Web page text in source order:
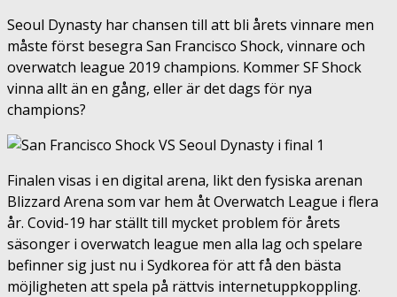
Seoul Dynasty har chansen till att bli årets vinnare men
måste först besegra San Francisco Shock, vinnare och
overwatch league 2019 champions. Kommer SF Shock
vinna allt än en gång, eller är det dags för nya
champions?
Finalen visas i en digital arena, likt den fysiska arenan
Blizzard Arena som var hem åt Overwatch League i flera
år. Covid-19 har ställt till mycket problem för årets
säsonger i overwatch league men alla lag och spelare
befinner sig just nu i Sydkorea för att få den bästa
möjligheten att spela på rättvis internetuppkoppling.